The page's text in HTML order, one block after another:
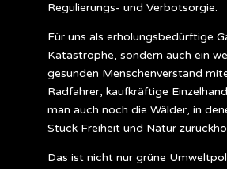
Regulierungs- und Verbotsorgie.
Für uns als erholungsbedürftige
Katastrophe, sondern auch ein
gesunden Menschenverstand
Radfahrer, kaufkräftige
man auch noch die Wälder, in
Stück Freiheit und Natur
Das ist nicht nur grüne